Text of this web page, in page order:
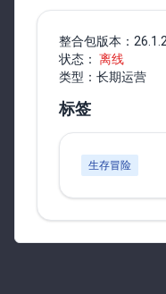
整合包版本：
状态： 离线
类型： 长期运营
标签
生存冒险